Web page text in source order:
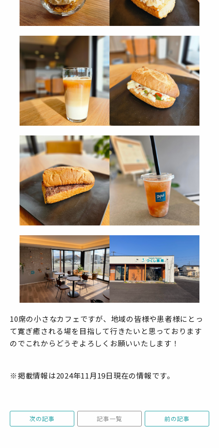
10席の小さなカフェですが、地域の皆様や患者様にとっ
て寛ぎ癒される場を目指して行きたいと思っております
のでこれからどうぞよろしくお願いいたします！
※掲載情報は2024年11月19日現在の情報です。
次の記事 記事一覧 前の記事